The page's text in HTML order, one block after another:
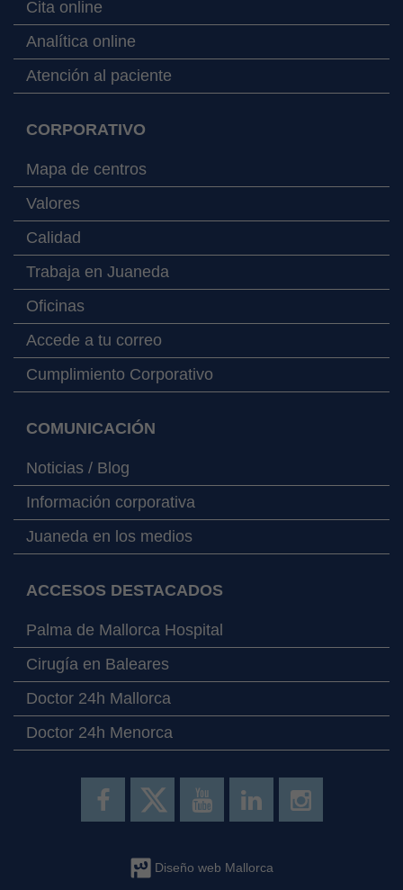
Cita online
Analítica online
Atención al paciente
CORPORATIVO
Mapa de centros
Valores
Calidad
Trabaja en Juaneda
Oficinas
Accede a tu correo
Cumplimiento Corporativo
COMUNICACIÓN
Noticias / Blog
Información corporativa
Juaneda en los medios
ACCESOS DESTACADOS
Palma de Mallorca Hospital
Cirugía en Baleares
Doctor 24h Mallorca
Doctor 24h Menorca
Diseño web Mallorca